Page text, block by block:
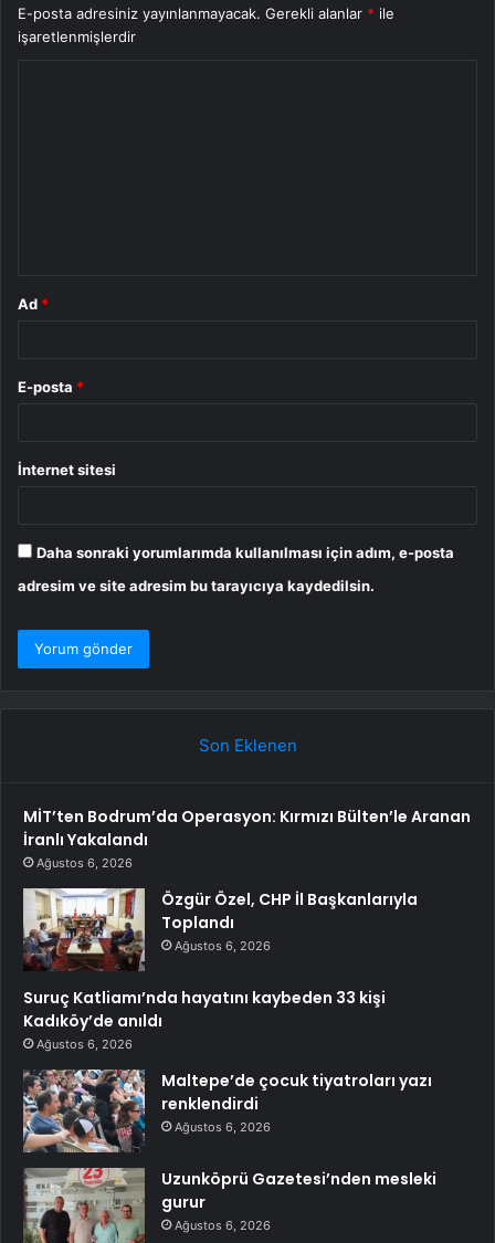
E-posta adresiniz yayınlanmayacak. Gerekli alanlar * ile
işaretlenmişlerdir
Ad *
E-posta *
İnternet sitesi
Daha sonraki yorumlarımda kullanılması için adım, e-posta
adresim ve site adresim bu tarayıcıya kaydedilsin.
Son Eklenen
MİT’ten Bodrum’da Operasyon: Kırmızı Bülten’le Aranan
İranlı Yakalandı
Ağustos 6, 2026
Özgür Özel, CHP İl Başkanlarıyla
Toplandı
Ağustos 6, 2026
Suruç Katliamı’nda hayatını kaybeden 33 kişi
Kadıköy’de anıldı
Ağustos 6, 2026
Maltepe’de çocuk tiyatroları yazı
renklendirdi
Ağustos 6, 2026
Uzunköprü Gazetesi’nden mesleki
gurur
Ağustos 6, 2026